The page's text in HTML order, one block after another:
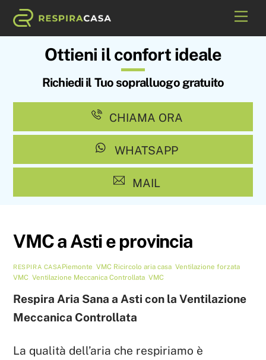
Skip
Ottieni il confort ideale
Richiedi il Tuo sopralluogo gratuito
CHIAMA ORA
WHATSAPP
MAIL
VMC a Asti e provincia
RESPIRA CASAPiemonte VMC Ricircolo aria casa, Ventilazione forzata
VMC ,Ventilazione Meccanica Controllata ,VMC
Respira Aria Sana a Asti con la Ventilazione
Meccanica Controllata
La qualità dell’aria che respiriamo è